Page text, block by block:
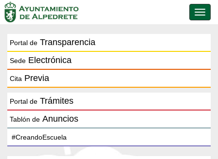
de
Portal de Transparencia
Sede Electrónica
Cita Previa
Portal de Trámites
Tablón de Anuncios